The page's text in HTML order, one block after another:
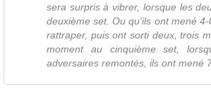
sera surpris à vibrer, lorsque les
deuxième set. Ou qu’ils ont mené
rattraper, puis ont sorti deux, trois
moment au cinquième set,
adversaires remontés, ils ont mené